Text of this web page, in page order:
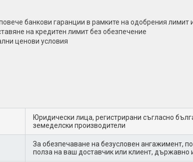
банкови гаранции в рамките на одобрения лимит
на кредитен лимит без обезпечение
ценови условия
Юридически лица, регистрирани съгласно
земеделски производители
За обезпечаване на безусловен ангажимент,
полза на ваш доставчик или клиент,